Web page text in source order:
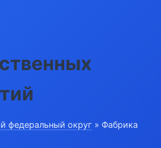
федеральный округ » Фабрика